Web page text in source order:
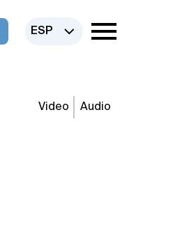
ESP
Video Audio